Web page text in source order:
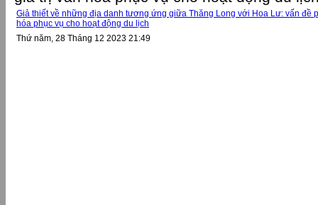
Giả thiết về những địa danh tương ứng giữa Thăng Long với Hoa Lư: vấn đề
hóa phục vụ cho hoạt động du lịch
Thứ năm, 28 Tháng 12 2023 21:49